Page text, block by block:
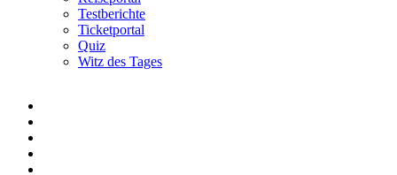
Testberichte
Ticketportal
Quiz
Witz des Tages